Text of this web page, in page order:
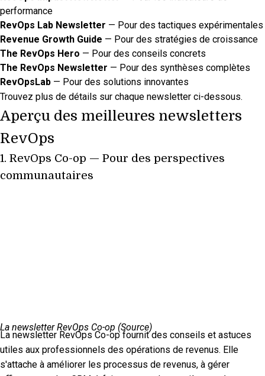
performance
RevOps Lab Newsletter — Pour des tactiques expérimentales
Revenue Growth Guide — Pour des stratégies de croissance
The RevOps Hero — Pour des conseils concrets
The RevOps Newsletter — Pour des synthèses complètes
RevOpsLab — Pour des solutions innovantes
Trouvez plus de détails sur chaque newsletter ci-dessous.
Aperçu des meilleures newsletters
RevOps
1. RevOps Co-op — Pour des perspectives
communautaires
La newsletter RevOps Co-op (Source)
La newsletter RevOps Co-op fournit des conseils et astuces
utiles aux professionnels des opérations de revenus. Elle
s'attache à améliorer les processus de revenus, à gérer